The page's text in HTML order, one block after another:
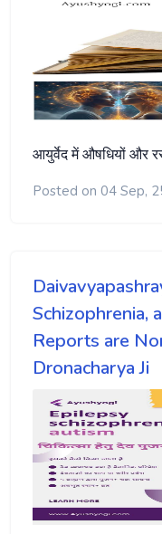
आयुर्वेद में औषधियों और
Posted on 04 Sep,
Schizophrenia,
Reports are
Dronacharya Ji